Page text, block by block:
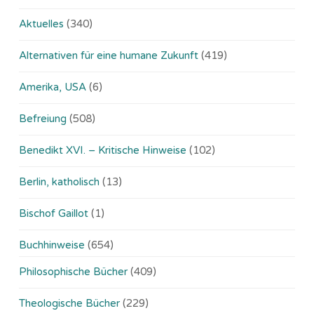
Aktuelles (340)
Alternativen für eine humane Zukunft (419)
Amerika, USA (6)
Befreiung (508)
Benedikt XVI. – Kritische Hinweise (102)
Berlin, katholisch (13)
Bischof Gaillot (1)
Buchhinweise (654)
Philosophische Bücher (409)
Theologische Bücher (229)